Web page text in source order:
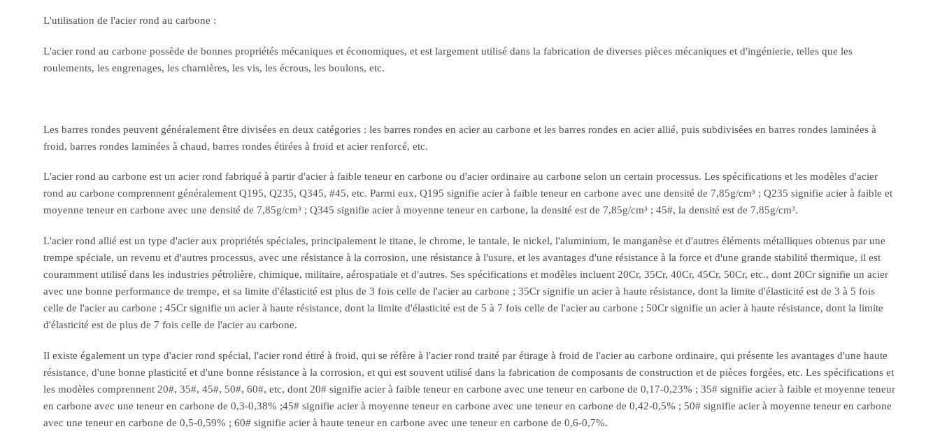
L'utilisation de l'acier rond au carbone :
L'acier rond au carbone possède de bonnes propriétés mécaniques et économiques, et est largement utilisé dans la fabrication de diverses pièces mécaniques et d'ingénierie, telles que les
roulements, les engrenages, les charnières, les vis, les écrous, les boulons, etc.
Les barres rondes peuvent généralement être divisées en deux catégories : les barres rondes en acier au carbone et les barres rondes en acier allié, puis subdivisées en barres rondes laminées à
froid, barres rondes laminées à chaud, barres rondes étirées à froid et acier renforcé, etc.
L'acier rond au carbone est un acier rond fabriqué à partir d'acier à faible teneur en carbone ou d'acier ordinaire au carbone selon un certain processus. Les spécifications et les modèles d'acier
rond au carbone comprennent généralement Q195, Q235, Q345, #45, etc. Parmi eux, Q195 signifie acier à faible teneur en carbone avec une densité de 7,85g/cm³ ; Q235 signifie acier à faible et
moyenne teneur en carbone avec une densité de 7,85g/cm³ ; Q345 signifie acier à moyenne teneur en carbone, la densité est de 7,85g/cm³ ; 45#, la densité est de 7,85g/cm³.
L'acier rond allié est un type d'acier aux propriétés spéciales, principalement le titane, le chrome, le tantale, le nickel, l'aluminium, le manganèse et d'autres éléments métalliques obtenus par une
trempe spéciale, un revenu et d'autres processus, avec une résistance à la corrosion, une résistance à l'usure, et les avantages d'une résistance à la force et d'une grande stabilité thermique, il est
couramment utilisé dans les industries pétrolière, chimique, militaire, aérospatiale et d'autres. Ses spécifications et modèles incluent 20Cr, 35Cr, 40Cr, 45Cr, 50Cr, etc., dont 20Cr signifie un acier
avec une bonne performance de trempe, et sa limite d'élasticité est plus de 3 fois celle de l'acier au carbone ; 35Cr signifie un acier à haute résistance, dont la limite d'élasticité est de 3 à 5 fois
celle de l'acier au carbone ; 45Cr signifie un acier à haute résistance, dont la limite d'élasticité est de 5 à 7 fois celle de l'acier au carbone ; 50Cr signifie un acier à haute résistance, dont la limite
d'élasticité est de plus de 7 fois celle de l'acier au carbone.
Il existe également un type d'acier rond spécial, l'acier rond étiré à froid, qui se réfère à l'acier rond traité par étirage à froid de l'acier au carbone ordinaire, qui présente les avantages d'une haute
résistance, d'une bonne plasticité et d'une bonne résistance à la corrosion, et qui est souvent utilisé dans la fabrication de composants de construction et de pièces forgées, etc. Les spécifications et
les modèles comprennent 20#, 35#, 45#, 50#, 60#, etc, dont 20# signifie acier à faible teneur en carbone avec une teneur en carbone de 0,17-0,23% ; 35# signifie acier à faible et moyenne teneur
en carbone avec une teneur en carbone de 0,3-0,38% ;45# signifie acier à moyenne teneur en carbone avec une teneur en carbone de 0,42-0,5% ; 50# signifie acier à moyenne teneur en carbone
avec une teneur en carbone de 0,5-0,59% ; 60# signifie acier à haute teneur en carbone avec une teneur en carbone de 0,6-0,7%.